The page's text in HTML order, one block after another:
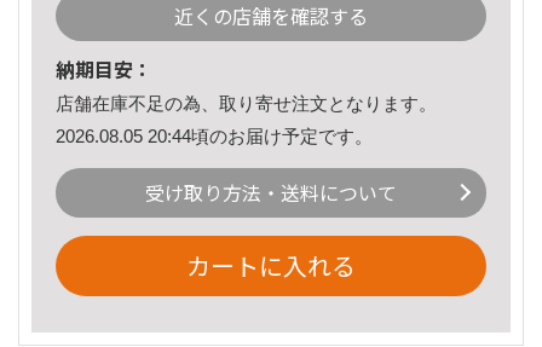
近くの店舗を確認する
納期目安：
店舗在庫不足の為、取り寄せ注文となります。
2026.08.05 20:44頃のお届け予定です。
受け取り方法・送料について
カートに入れる